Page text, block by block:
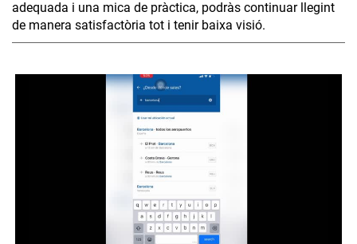
adequada i una mica de pràctica, podràs continuar llegint
de manera satisfactòria tot i tenir baixa visió.